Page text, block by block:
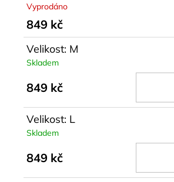
Vyprodáno
849 kč
Velikost: M
Skladem
849 kč
Velikost: L
Skladem
849 kč